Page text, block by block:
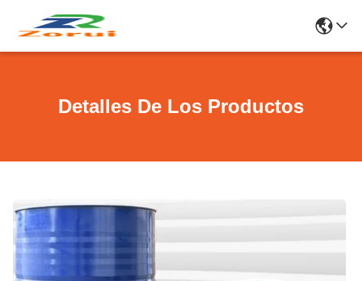
Detalles De Los Productos